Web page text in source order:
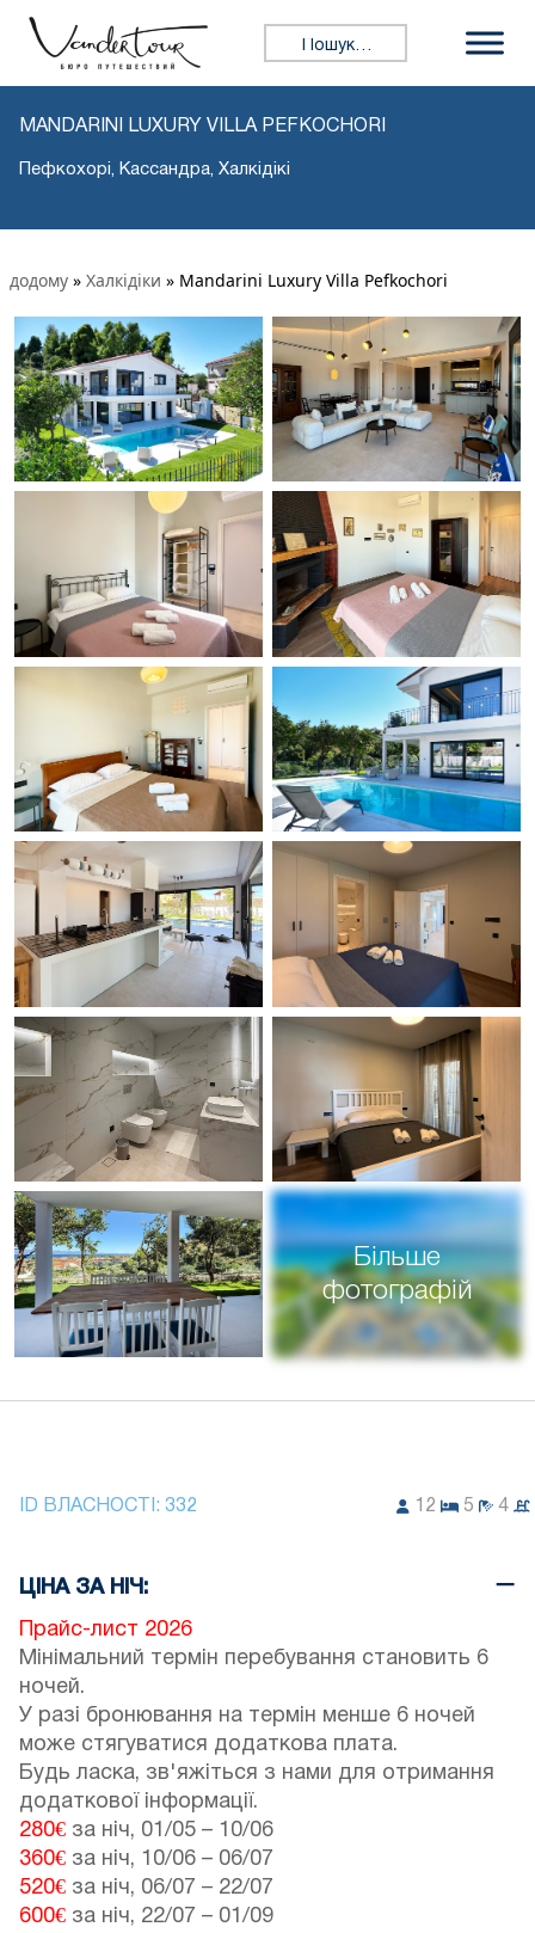
Пошук:
MANDARINI LUXURY VILLA PEFKOCHORI
Пефкохорі, Кассандра, Халкідікі
додому » Халкідіки » Mandarini Luxury Villa Pefkochori
Більше
фотографій
ID ВЛАСНОСТІ: 332 12 5 4
ЦІНА ЗА НІЧ:
Прайс-лист 2026
Мінімальний термін перебування становить 6
ночей.
У разі бронювання на термін менше 6 ночей
може стягуватися додаткова плата.
Будь ласка, зв'яжіться з нами для отримання
додаткової інформації.
280€ за ніч, 01/05 – 10/06
360€ за ніч, 10/06 – 06/07
520€ за ніч, 06/07 – 22/07
600€ за ніч, 22/07 – 01/09